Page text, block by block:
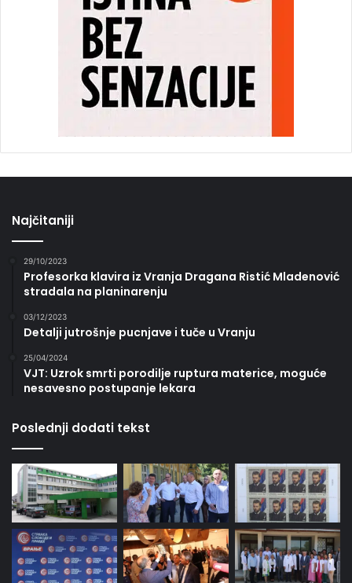
Najčitaniji
29/10/2023
Profesorka klavira iz Vranja Dragana Ristić Mladenović
stradala na planinarenju
03/12/2023
Detalji jutrošnje pucnjave i tuče u Vranju
25/04/2024
VJT: Uzrok smrti porodilje ruptura materice, moguće
nesavesno postupanje lekara
Poslednji dodati tekst